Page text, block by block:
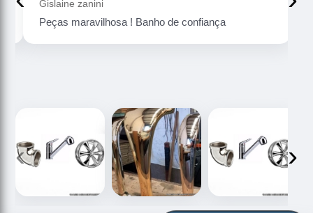
Gislaine zanini
Peças maravilhosa ! Banho de confiança
‹ ›